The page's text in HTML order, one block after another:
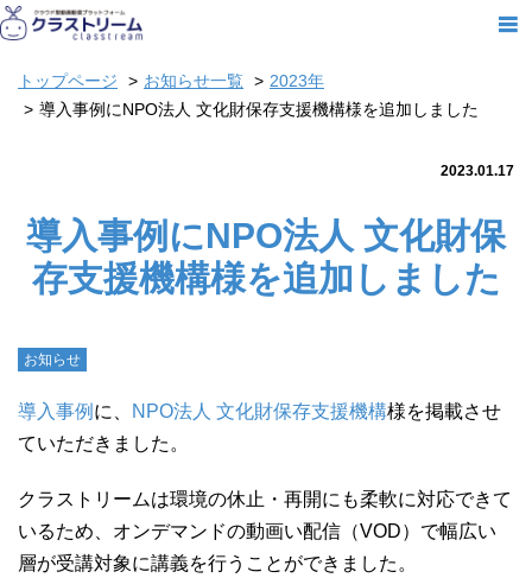
トップページ お知らせ一覧
2023年
導入事例にNPO法人 文化財保存支援機構様を追加しました
2023.01.17
導入事例にNPO法人 文化財保
存支援機構様を追加しました
お知らせ
導入事例 に、 NPO法人 文化財保存支援機構様を掲載させ
ていただきました。
クラストリームは環境の休止・再開にも柔軟に対応できて
いるため、オンデマンドの動画い配信（VOD）で幅広い
層が受講対象に講義を行うことができました。